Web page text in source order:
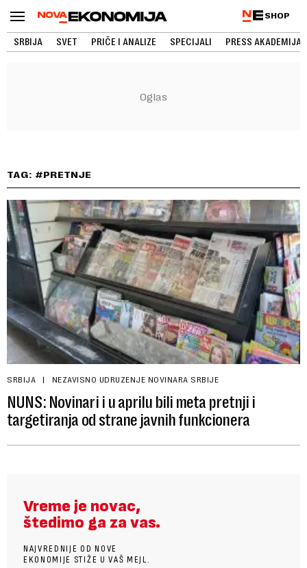
SHOP
SRBIJA SVET PRIČE I ANALIZE SPECIJALI PRESS AKADEMIJA
TAG: #PRETNJE
SRBIJA NEZAVISNO UDRUZENJE NOVINARA SRBIJE
NUNS: Novinari i u aprilu bili meta pretnji i
targetiranja od strane javnih funkcionera
Vreme je novac,
štedimo ga za vas.
NAJVREDNIJE OD NOVE
EKONOMIJE STIŽE U VAŠ MEJL.